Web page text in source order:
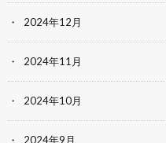
2024年12月
2024年11月
2024年10月
2024年9月